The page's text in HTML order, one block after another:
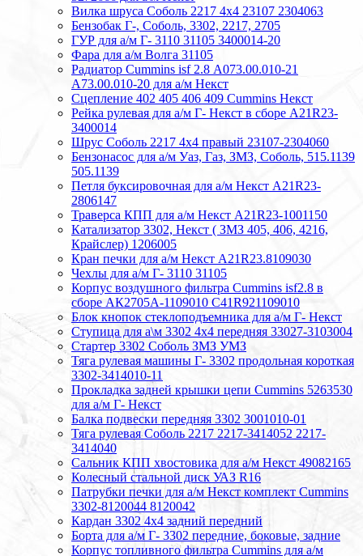
Вилка шруса Соболь 2217 4х4 23107 2304063
Бензобак Г-, Соболь, 3302, 2217, 2705
ГУР для а/м Г- 3110 31105 3400014-20
Фара для а/м Волга 31105
Радиатор Cummins isf 2.8 А073.00.010-21
А73.00.010-20 для а/м Некст
Сцепление 402 405 406 409 Cummins Некст
Рейка рулевая для а/м Г- Некст в сборе А21R23-
3400014
Шрус Соболь 2217 4х4 правый 23107-2304060
Бензонасос для а/м Уаз, Газ, ЗМЗ, Соболь, 515.1139
505.1139
Петля буксировочная для а/м Некст A21R23-
2806147
Траверса КПП для а/м Некст A21R23-1001150
Катализатор 3302, Некст ( ЗМЗ 405, 406, 4216,
Крайслер) 1206005
Кран печки для а/м Некст A21R23.8109030
Чехлы для а/м Г- 3110 31105
Корпус воздушного фильтра Cummins isf2.8 в
сборе АК2705А-1109010 С41R921109010
Блок кнопок стеклоподъемника для а/м Г- Некст
Ступица для а\м 3302 4х4 передняя 33027-3103004
Стартер 3302 Соболь ЗМЗ УМЗ
Тяга рулевая машины Г- 3302 продольная короткая
3302-3414010-11
Прокладка задней крышки цепи Cummins 5263530
для а/м Г- Некст
Балка подвески передняя 3302 3001010-01
Тяга рулевая Соболь 2217 2217-3414052 2217-
3414040
Сальник КПП хвостовика для а/м Некст 49082165
Колесный стальной диск УАЗ R16
Патрубки печки для а/м Некст комплект Cummins
3302-8120044 8120042
Кардан 3302 4х4 задний передний
Борта для а/м Г- 3302 передние, боковые, задние
Корпус топливного фильтра Cummins для а/м